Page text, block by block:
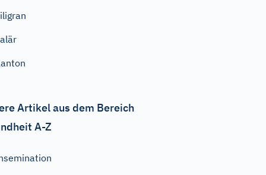
Artikel aus dem Bereich
A-Z